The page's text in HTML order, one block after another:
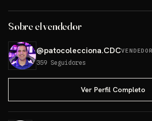
Sobre el vendedor
@patocolecciona.CDC
359 Seguidores
Ver Perfil Completo